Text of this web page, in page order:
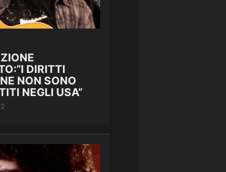
DIRITTI
NON SONO
NEGLI USA”